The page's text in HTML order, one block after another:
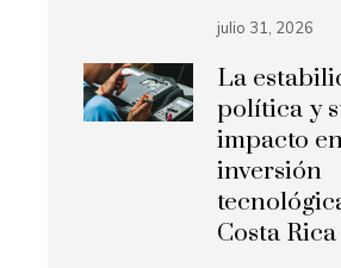
julio 31, 2026
La
política y
impacto
inversión
Costa Rica